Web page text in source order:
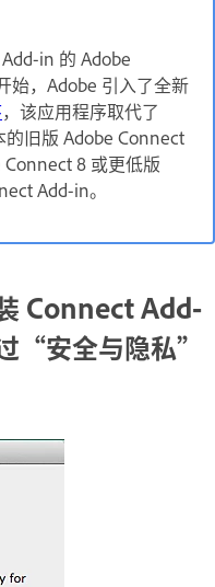
in 的 Adobe
始，Adobe 引入了全新
，该应用程序取代了
旧版 Adobe Connect
8 或更低版
Add-in。
Connect Add-
“安全与隐私”